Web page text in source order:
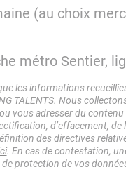
(au choix
métro Sentier,
les informations
TALENTS. Nous
vous adresser du contenu
d’effacement,
des directives
. En cas de contestation,
protection de vos